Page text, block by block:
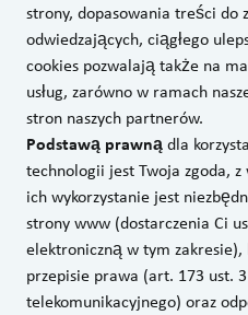
strony, dopasowania treści do
odwiedzających, ciągłego
cookies pozwalają także na
usług, zarówno w ramach
stron naszych partnerów.
Podstawą prawnądla
technologii jest Twoja zgoda,
ich wykorzystanie jest
strony www (dostarczenia Ci
elektroniczną w tym
przepisie prawa (art. 173 ust.
telekomunikacyjnego) oraz